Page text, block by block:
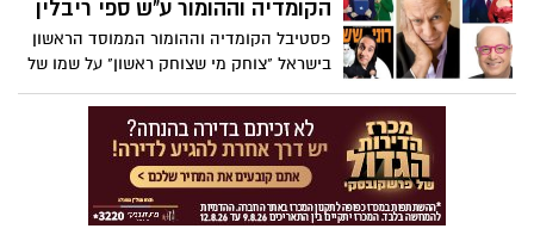
הקומדיה וההומור ע"ש ספי ריבלין
פסטיבל הקומדיה וההומור הממוסד הראשון
בישראל "צוחק מי שצוחק ראשון" על שמו של
ספי ריבלין ייערך בפורים בין התאריכים 23 עד
26 במרץ 2016 במספר נקודות מרכזיות ברחבי
העיר ראשון לציון.